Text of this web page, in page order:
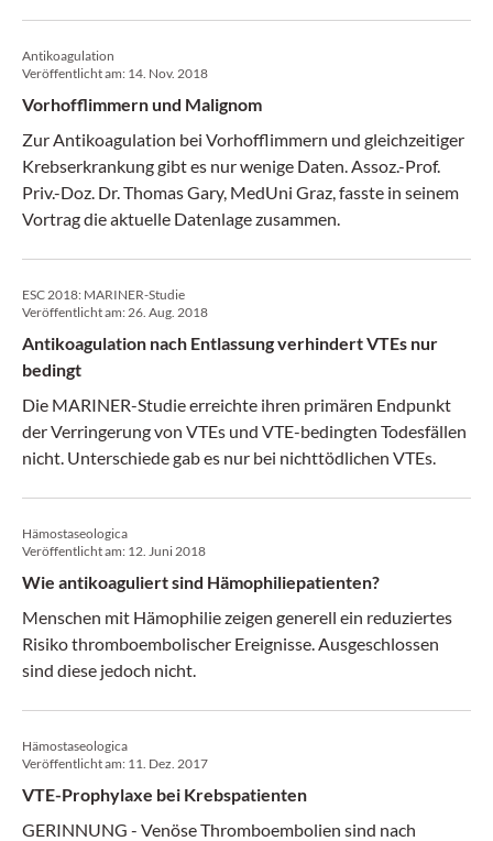
Antikoagulation
Veröffentlicht am: 14. Nov. 2018
Vorhofflimmern und Malignom
Zur Antikoagulation bei Vorhofflimmern und gleichzeitiger
Krebserkrankung gibt es nur wenige Daten. Assoz.-Prof.
Priv.-Doz. Dr. Thomas Gary, MedUni Graz, fasste in seinem
Vortrag die aktuelle Datenlage zusammen.
ESC 2018: MARINER-Studie
Veröffentlicht am:26. Aug. 2018
Antikoagulation nach Entlassung verhindert VTEs nur
bedingt
Die MARINER-Studie erreichte ihren primären Endpunkt
der Verringerung von VTEs und VTE-bedingten Todesfällen
nicht. Unterschiede gab es nur bei nichttödlichen VTEs.
Hämostaseologica
Veröffentlicht am: 12. Juni 2018
Wie antikoaguliert sind Hämophiliepatienten?
Menschen mit Hämophilie zeigen generell ein reduziertes
Risiko thromboembolischer Ereignisse. Ausgeschlossen
sind diese jedoch nicht.
Hämostaseologica
Veröffentlicht am: 11. Dez. 2017
VTE-Prophylaxe bei Krebspatienten
GERINNUNG - Venöse Thromboembolien sind nach